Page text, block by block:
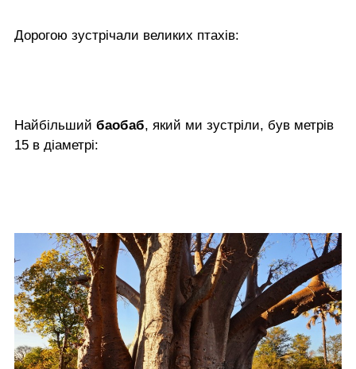
Дорогою зустрічали великих птахів:
Найбільший баобаб, який ми зустріли, був метрів
15 в діаметрі: